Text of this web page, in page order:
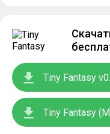
Tiny Fantasy
Tiny Fantasy